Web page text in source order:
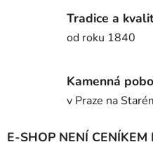
Tradice a
od roku 1840
Kamenná
v Praze na
E-SHOP NENÍ